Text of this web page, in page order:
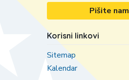
Pišite nam
Korisni linkovi
Sitemap
Kalendar